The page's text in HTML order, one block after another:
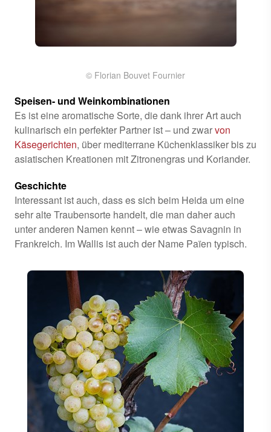
© Florian Bouvet Fournier
Speisen- und Weinkombinationen
Es ist eine aromatische Sorte, die dank ihrer Art auch
kulinarisch ein perfekter Partner ist – und zwarvon
Käsegerichten, über mediterrane Küchenklassiker bis zu
asiatischen Kreationen mit Zitronengras und Koriander.
Geschichte
Interessant ist auch, dass es sich beim Heida um eine
sehr alte Traubensorte handelt, die man daher auch
unter anderen Namen kennt – wie etwas Savagnin in
Frankreich. Im Wallis ist auch der Name Païen typisch.